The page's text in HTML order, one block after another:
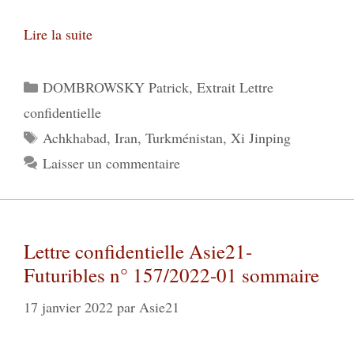
Lire la suite
Catégories
DOMBROWSKY Patrick, Extrait Lettre
confidentielle
Étiquettes
Achkhabad, Iran, Turkménistan, Xi Jinping
Laisser un commentaire
Lettre confidentielle Asie21-
Futuribles n° 157/2022-01 sommaire
17 janvier 2022 par Asie21